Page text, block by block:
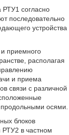
согласно
последовательно
устройства
приемного
располагая
и приема
связи с различной
осями.
блоков
в частном